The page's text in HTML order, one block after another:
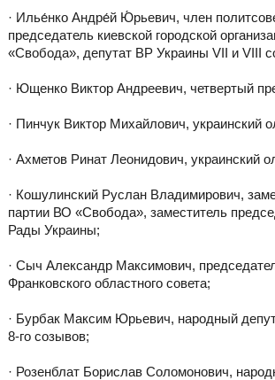
· Илье́нко Андре́й Ю́рьевич, член
председатель киевской городской
«Свобода», депутат ВР Украины VII и VIII
· Ющенко Виктор Андреевич, четвертый
· Пинчук Виктор Михайлович, украинский
· Ахметов Ринат Леонидович, украинский
· Кошулинский Руслан Владимирович,
партии ВО «Свобода», заместитель
Рады Украины;
· Сыч Александр Максимович,
Франковского областного совета;
· Бурбак Максим Юрьевич, народный
8-го созывов;
· Розенблат Борислав Соломонович,